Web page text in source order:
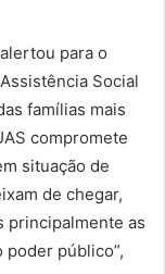
para o
Social
famílias mais
compromete
situação de
de chegar,
principalmente as
poder público”,